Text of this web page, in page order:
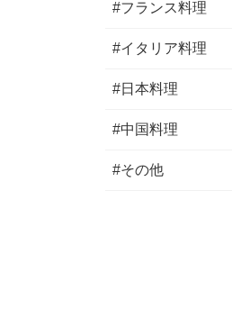
#フランス料理
#イタリア料理
#日本料理
#中国料理
#その他